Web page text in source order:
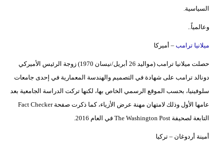
السياسية.
وعالمياً..
ميلانيا ترامب – أميركا
حصلت ميلانيا ترامب (مواليد 26 أبريل/نيسان 1970) زوجة الرئيس الأميركي
دونالد ترامب على شهادة في التصميم والهندسة المعمارية في إحدى جامعات
سلوفينيا، بحسب الموقع الرسمي الخاص بها، لكنها تركت الدراسة الجامعية بعد
عامها الأول وذلك لامتهان مهنة عرض الأزياء، كما ذكرت صفحة Fact Checker
التابعة لصحيفة The Washington Post في العام 2016.
أمينة أردوغان – تركيا